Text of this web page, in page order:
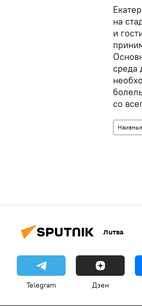
на
и
среда
со
Литва
Telegram Дзен